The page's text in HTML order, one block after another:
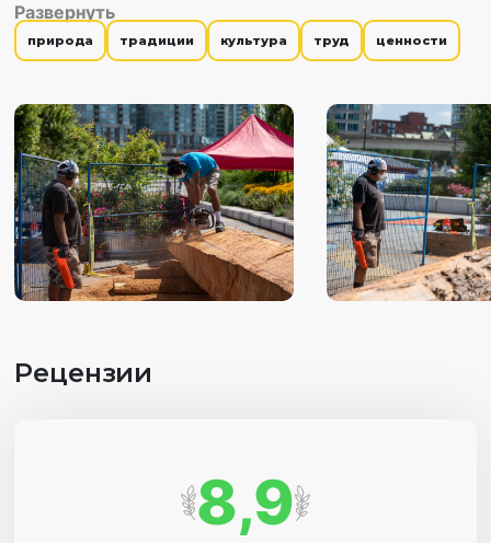
запада Канады, так как этот обычай служит связующим
звеном для передачи культурных ценностей и традиций.
Скокомишей (одного из Салишских народов), Майк
Билли – старший мастерит лодку со своим сыном и
племянниками, чтобы поделиться своим мастерством и
передать его будущим поколениям.
Развернуть
природа традиции культура труд ценности
Рецензии
8,9